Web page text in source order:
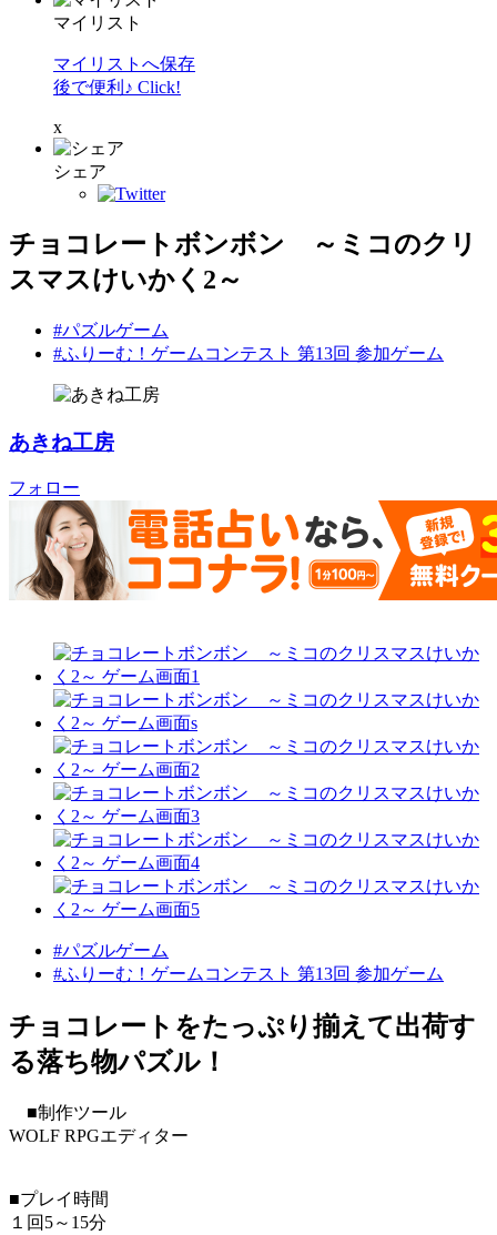
マイリスト
マイリストへ保存
後で便利♪ Click!
x
シェア
チョコレートボンボン ～ミコのクリ
スマスけいかく2～
#パズルゲーム
#ふりーむ！ゲームコンテスト 第13回 参加ゲーム
あきね工房
フォロー
#パズルゲーム
#ふりーむ！ゲームコンテスト 第13回 参加ゲーム
チョコレートをたっぷり揃えて出荷す
る落ち物パズル！
■制作ツール
WOLF RPGエディター
■プレイ時間
１回5～15分